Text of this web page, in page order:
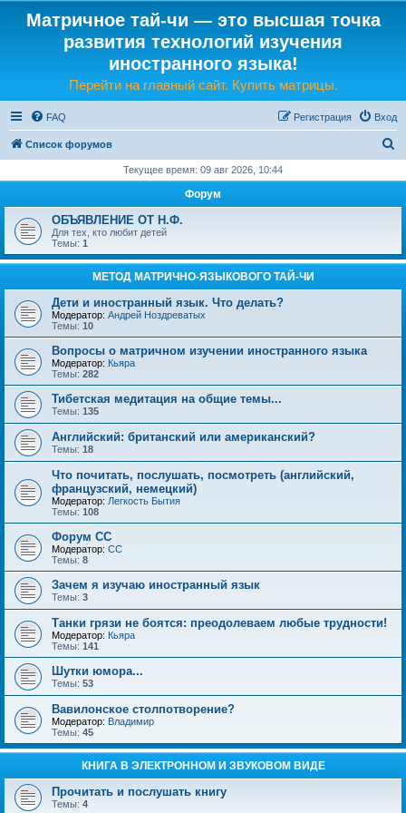
Матричное тай-чи — это высшая точка
развития технологий изучения
иностранного языка!
Перейти на главный сайт. Купить матрицы.
FAQ Вход
Регистрация
Список форумов
с
Текущее время: 09 авг 2026, 10:44
Форум
ОБЪЯВЛЕНИЕ ОТ Н.Ф.
Для тех, кто любит детей
Темы: 1
МЕТОД МАТРИЧНО-ЯЗЫКОВОГО ТАЙ-ЧИ
Дети и иностранный язык. Что делать?
Модератор: Андрей Ноздреватых
Темы: 10
Вопросы о матричном изучении иностранного языка
Модератор: Кьяра
Темы: 282
Тибетская медитация на общие темы...
Темы: 135
Английский: британский или американский?
Темы: 18
Что почитать, послушать, посмотреть (английский,
французский, немецкий)
Модератор: Легкость Бытия
Темы: 108
Форум СС
Модератор: CC
Темы: 8
Зачем я изучаю иностранный язык
Темы: 3
Танки грязи не боятся: преодолеваем любые трудности!
Модератор: Кьяра
Темы: 141
Шутки юмора...
Темы: 53
Вавилонское столпотворение?
Модератор: Владимир
Темы: 45
КНИГА В ЭЛЕКТРОННОМ И ЗВУКОВОМ ВИДЕ
Прочитать и послушать книгу
Темы: 4